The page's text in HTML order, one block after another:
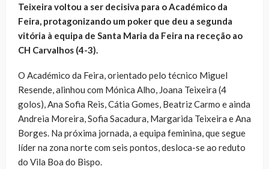
Teixeira voltou a ser decisiva para o Académico da
Feira, protagonizando um poker que deu a segunda
vitória à equipa de Santa Maria da Feira na receção ao
CH Carvalhos (4-3).
O Académico da Feira, orientado pelo técnico Miguel
Resende, alinhou com Mónica Alho, Joana Teixeira (4
golos), Ana Sofia Reis, Cátia Gomes, Beatriz Carmo e ainda
Andreia Moreira, Sofia Sacadura, Margarida Teixeira e Ana
Borges. Na próxima jornada, a equipa feminina, que segue
líder na zona norte com seis pontos, desloca-se ao reduto
do Vila Boa do Bispo.